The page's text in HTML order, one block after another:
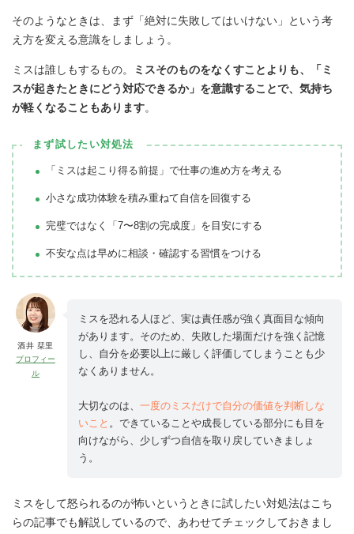
そのようなときは、まず「絶対に失敗してはいけない」という考
え方を変える意識をしましょう。
ミスは誰しもするもの。
ミスそのものをなくすことよりも、「ミ
スが起きたときにどう対応できるか」を意識することで、気持ち
が軽くなることもあります。
まず試したい対処法
「ミスは起こり得る前提」で仕事の進め方を考える
小さな成功体験を積み重ねて自信を回復する
完璧ではなく「7〜8割の完成度」を目安にする
不安な点は早めに相談・確認する習慣をつける
酒井 栞里
プロフィー
ル
ミスを恐れる人ほど、実は責任感が強く真面目な傾向
があります。そのため、失敗した場面だけを強く記憶
し、自分を必要以上に厳しく評価してしまうことも少
なくありません。
大切なのは、 一度のミスだけで自分の価値を判断しな
いこと 。できていることや成長している部分にも目を
向けながら、少しずつ自信を取り戻していきましょ
う。
ミスをして怒られるのが怖いというときに試したい対処法はこち
らの記事でも解説しているので、あわせてチェックしておきまし